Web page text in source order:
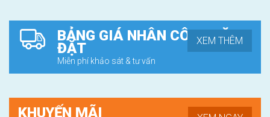
BẢNG GIÁ NHÂN CÔNG LẶP
ĐẶT
Miễn phí khảo sát & tư vấn
XEM THÊM
KHUYẾN MÃI